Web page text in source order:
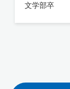
文学部卒